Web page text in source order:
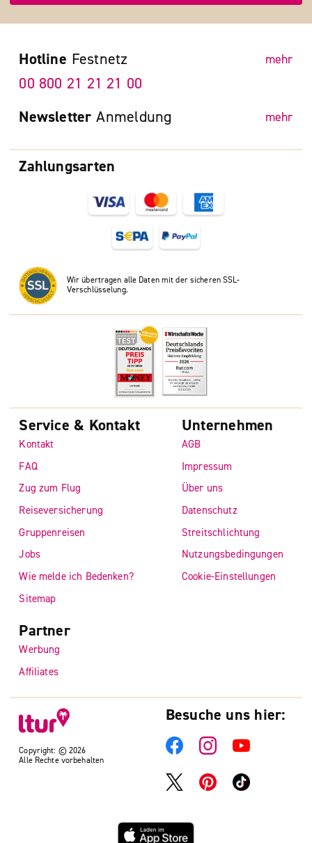
Zahlungsarten
Wir übertragen alle Daten mit der sicheren SSL-
Verschlüsselung.
Hotline Festnetz mehr
00 800 21 21 21 00
Newsletter Anmeldung mehr
Copyright: © 2026
Alle Rechte vorbehalten
Service & Kontakt
Kontakt
FAQ
Zug zum Flug
Reiseversicherung
Gruppenreisen
Jobs
Wie melde ich Bedenken?
Sitemap
Unternehmen
AGB
Impressum
Über uns
Datenschutz
Streitschlichtung
Nutzungsbedingungen
Cookie-Einstellungen
Partner
Werbung
Affiliates
Besuche uns hier: